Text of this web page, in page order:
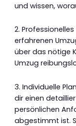
und wissen,
2.
erfahrenen
über das nötige
Umzug
3. Individuelle
dir einen
persönlichen
abgestimmt ist.